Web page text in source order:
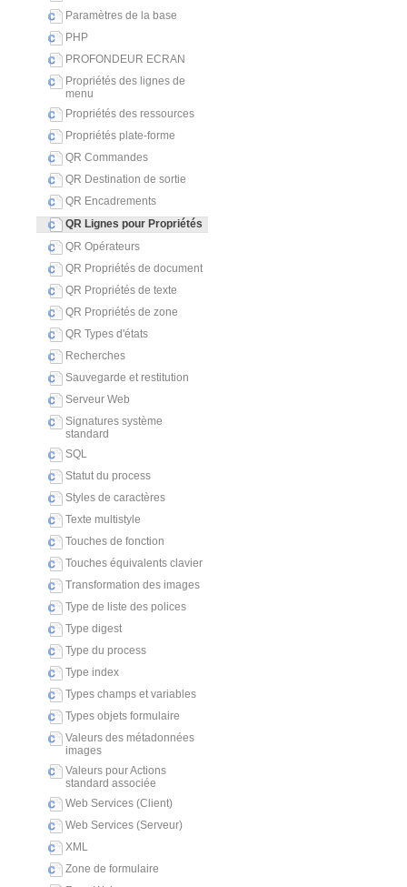
Paramètres de la base
PHP
PROFONDEUR ECRAN
Propriétés des lignes de
menu
Propriétés des ressources
Propriétés plate-forme
QR Commandes
QR Destination de sortie
QR Encadrements
QR Lignes pour Propriétés
QR Opérateurs
QR Propriétés de document
QR Propriétés de texte
QR Propriétés de zone
QR Types d'états
Recherches
Sauvegarde et restitution
Serveur Web
Signatures système
standard
SQL
Statut du process
Styles de caractères
Texte multistyle
Touches de fonction
Touches équivalents clavier
Transformation des images
Type de liste des polices
Type digest
Type du process
Type index
Types champs et variables
Types objets formulaire
Valeurs des métadonnées
images
Valeurs pour Actions
standard associée
Web Services (Client)
Web Services (Serveur)
XML
Zone de formulaire